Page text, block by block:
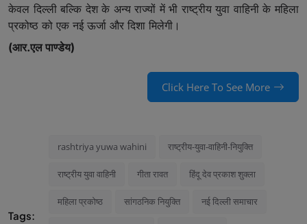
केवल दिल्ली बल्कि देश के अन्य राज्यों में भी राष्ट्रीय युवा वाहिनी के महिला
प्रकोष्ठ को एक नई ऊर्जा और दिशा मिलेगी।
(आर.एल पाण्डेय)
Click Here To See More
Tags:
rashtriya yuwa wahini राष्ट्रीय-युवा-वाहिनी-नियुक्ति
राष्ट्रीय युवा वाहिनी गीता रावत हिंदू देव प्रकाश शुक्ला
महिला प्रकोष्ठ सांगठनिक नियुक्ति नई दिल्ली समाचार